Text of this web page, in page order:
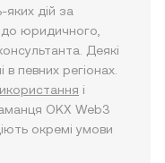
дій за
до юридичного,
Деякі
певних регіонах.
і
OKX Web3
окремі умови